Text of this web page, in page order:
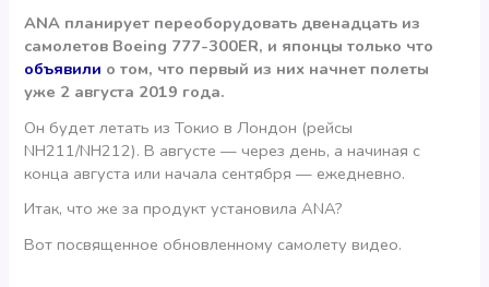
ANA планирует переоборудовать двенадцать из
самолетов Boeing 777-300ER, и японцы только что
объявили о том, что первый из них начнет полеты
уже 2 августа 2019 года.
Он будет летать из Токио в Лондон (рейсы
NH211/NH212). В августе — через день, а начиная с
конца августа или начала сентября — ежедневно.
Итак, что же за продукт установила ANA?
Вот посвященное обновленному самолету видео.